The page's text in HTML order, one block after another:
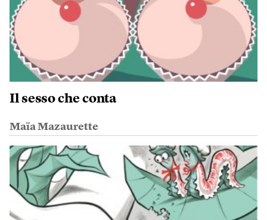
Il sesso che conta
Maïa Mazaurette